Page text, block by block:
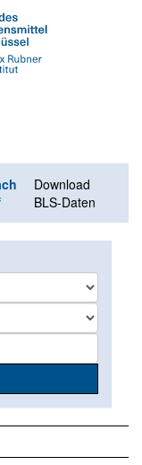
Download
BLS-Daten